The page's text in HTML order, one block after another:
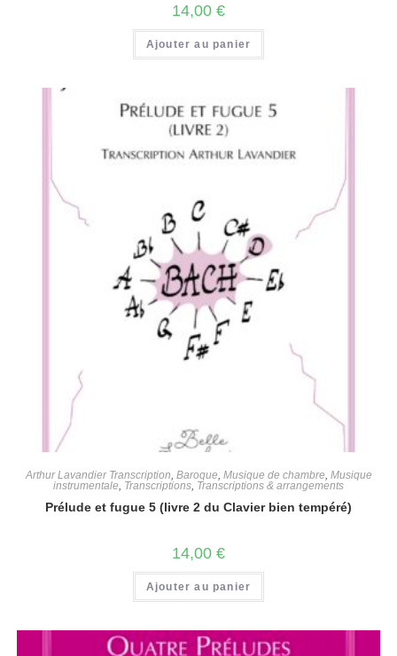
14,00 €
Ajouter au panier
Arthur Lavandier Transcription, Baroque, Musique de chambre, Musique
instrumentale, Transcriptions, Transcriptions & arrangements
Prélude et fugue 5 (livre 2 du Clavier bien tempéré)
14,00 €
Ajouter au panier